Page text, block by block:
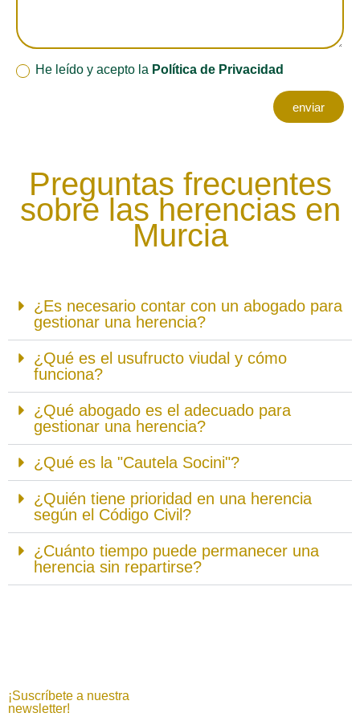
He leído y acepto la Política de Privacidad
enviar
Preguntas frecuentes
sobre las herencias en
Murcia
¿Es necesario contar con un abogado para
gestionar una herencia?
¿Qué es el usufructo viudal y cómo
funciona?
¿Qué abogado es el adecuado para
gestionar una herencia?
¿Qué es la "Cautela Socini"?
¿Quién tiene prioridad en una herencia
según el Código Civil?
¿Cuánto tiempo puede permanecer una
herencia sin repartirse?
¡Suscríbete a nuestra
newsletter!